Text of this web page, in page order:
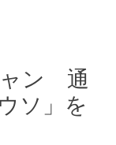
ャン 通
ソ」を